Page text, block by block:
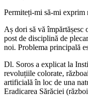
Permiteți-mi să-mi exprim
Aș dori să vă
post de disciplină de
noi. Problema principală
Dl. Soros a explicat la
revoluțiile colorate,
artificială în loc de una
Eradicarea Sărăciei